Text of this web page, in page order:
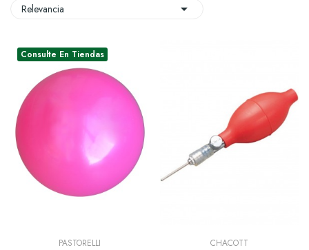
Relevancia 
Consulte En Tiendas
PASTORELLI CHACOTT